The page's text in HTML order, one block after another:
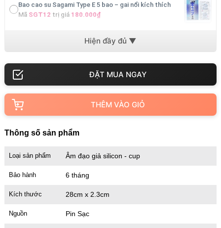
Bao cao su Sagami Type E 5 bao – gai nổi kích thích
Mã SGT12 trị giá 180.000₫
Bao cao su Sagami Xtreme Are – gai siêu nhỏ Nhật
MãSGMAtrị giá200.000₫
MãCPY01trị giá300.000₫
MãDDT2trị giá500.000₫
MãDDTS trị giá590.000₫
Mã
trị giá500.000₫
THÊM VÀO GIỎ
Thông số sản phẩm
Loại sản phẩm Âm đạo giả silicon - cup
Bảo hành 6 tháng
Kích thước 28cm x 2.3cm
Nguồn Pin Sạc